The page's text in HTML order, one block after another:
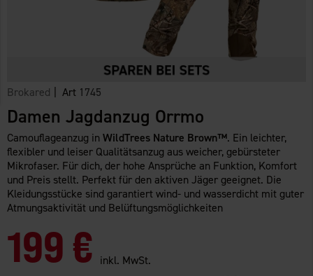
Brokared | Art 1745
Damen Jagdanzug Orrmo
Camouflageanzug in WildTrees Nature Brown™. Ein leichter,
flexibler und leiser Qualitätsanzug aus weicher, gebürsteter
Mikrofaser. Für dich, der hohe Ansprüche an Funktion, Komfort
und Preis stellt. Perfekt für den aktiven Jäger geeignet. Die
Kleidungsstücke sind garantiert wind- und wasserdicht mit guter
Atmungsaktivität und Belüftungsmöglichkeiten
199 € inkl. MwSt.